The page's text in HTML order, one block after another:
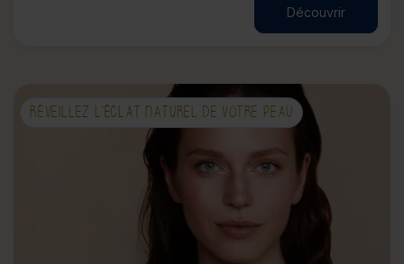
Découvrir
RÉVEILLEZ L'ÉCLAT NATUREL DE VOTRE PEAU